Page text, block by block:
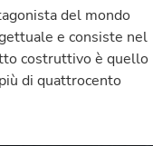
del mondo
e consiste nel
costruttivo è quello
di quattrocento